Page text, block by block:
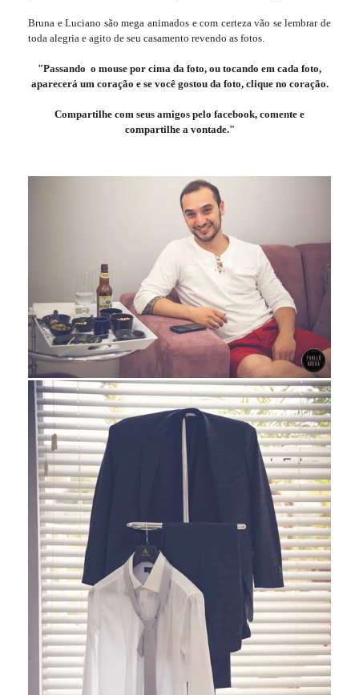
Bruna e Luciano são mega animados e com certeza vão se lembrar de
toda alegria e agito de seu casamento revendo as fotos.
"Passando o mouse por cima da foto, ou tocando em cada foto,
aparecerá um coração e se você gostou da foto, clique no coração.
Compartilhe com seus amigos pelo facebook, comente e
compartilhe a vontade."